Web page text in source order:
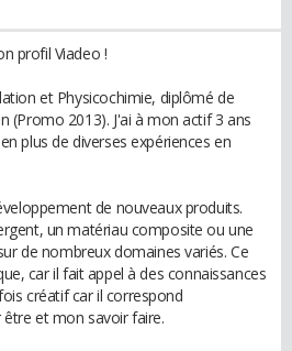
profil Viadeo !
et Physicochimie, diplômé de
(Promo 2013). J'ai à mon actif 3 ans
plus de diverses expériences en
de nouveaux produits.
un matériau composite ou une
de nombreux domaines variés. Ce
car il fait appel à des connaissances
créatif car il correspond
et mon savoir faire.